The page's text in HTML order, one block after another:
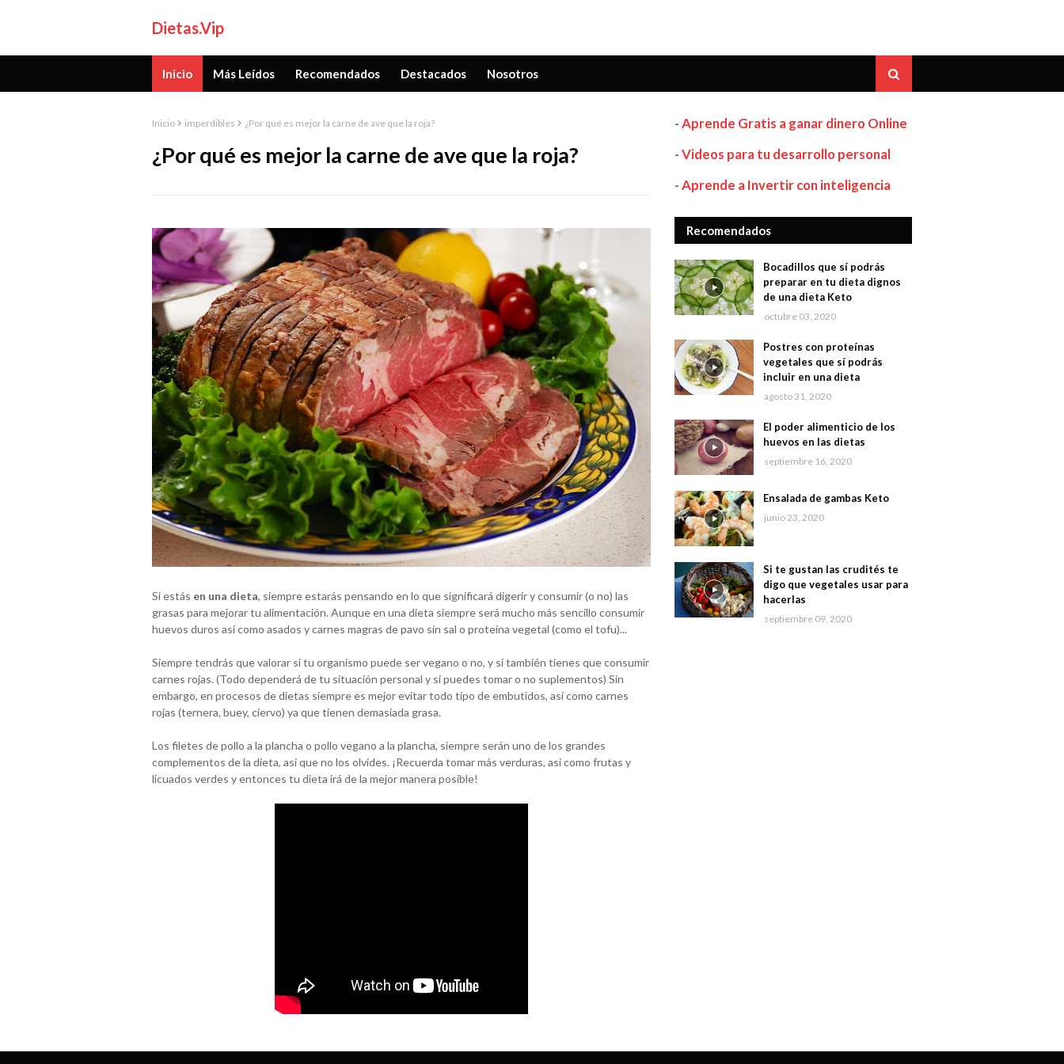
Dietas.Vip
Inicio Más Leídos Recomendados Destacados Nosotros
Inicio imperdibles ¿Por qué es mejor la carne de ave que la roja?
¿Por qué es mejor la carne de ave que la roja?
Si estás en una dieta, siempre estarás pensando en lo que significará digerir y consumir (o no) las
grasas para mejorar tu alimentación. Aunque en una dieta siempre será mucho más sencillo consumir
huevos duros así como asados y carnes magras de pavo sin sal o proteína vegetal (como el tofu)...
Siempre tendrás que valorar si tu organismo puede ser vegano o no, y si también tienes que consumir
carnes rojas. (Todo dependerá de tu situación personal y si puedes tomar o no suplementos) Sin
embargo, en procesos de dietas siempre es mejor evitar todo tipo de embutidos, así como carnes
rojas (ternera, buey, ciervo) ya que tienen demasiada grasa.
Los filetes de pollo a la plancha o pollo vegano a la plancha, siempre serán uno de los grandes
complementos de la dieta, así que no los olvides. ¡Recuerda tomar más verduras, así como frutas y
licuados verdes y entonces tu dieta irá de la mejor manera posible!
-Aprende Gratis a ganar dinero Online
-Videos para tu desarrollo personal
-Aprende a Invertir con inteligencia
Recomendados
Bocadillos que sí podrás
preparar en tu dieta dignos
de una dieta Keto
octubre 03, 2020
Postres con proteínas
vegetales que sí podrás
incluir en una dieta
agosto 31, 2020
El poder alimenticio de los
huevos en las dietas
septiembre 16, 2020
Ensalada de gambas Keto
junio 23, 2020
Si te gustan las crudités te
digo que vegetales usar para
hacerlas
septiembre 09, 2020